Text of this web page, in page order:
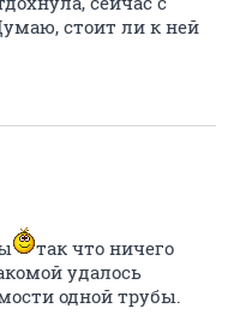
стоит ли к ней
так что ничего
удалось
одной трубы.